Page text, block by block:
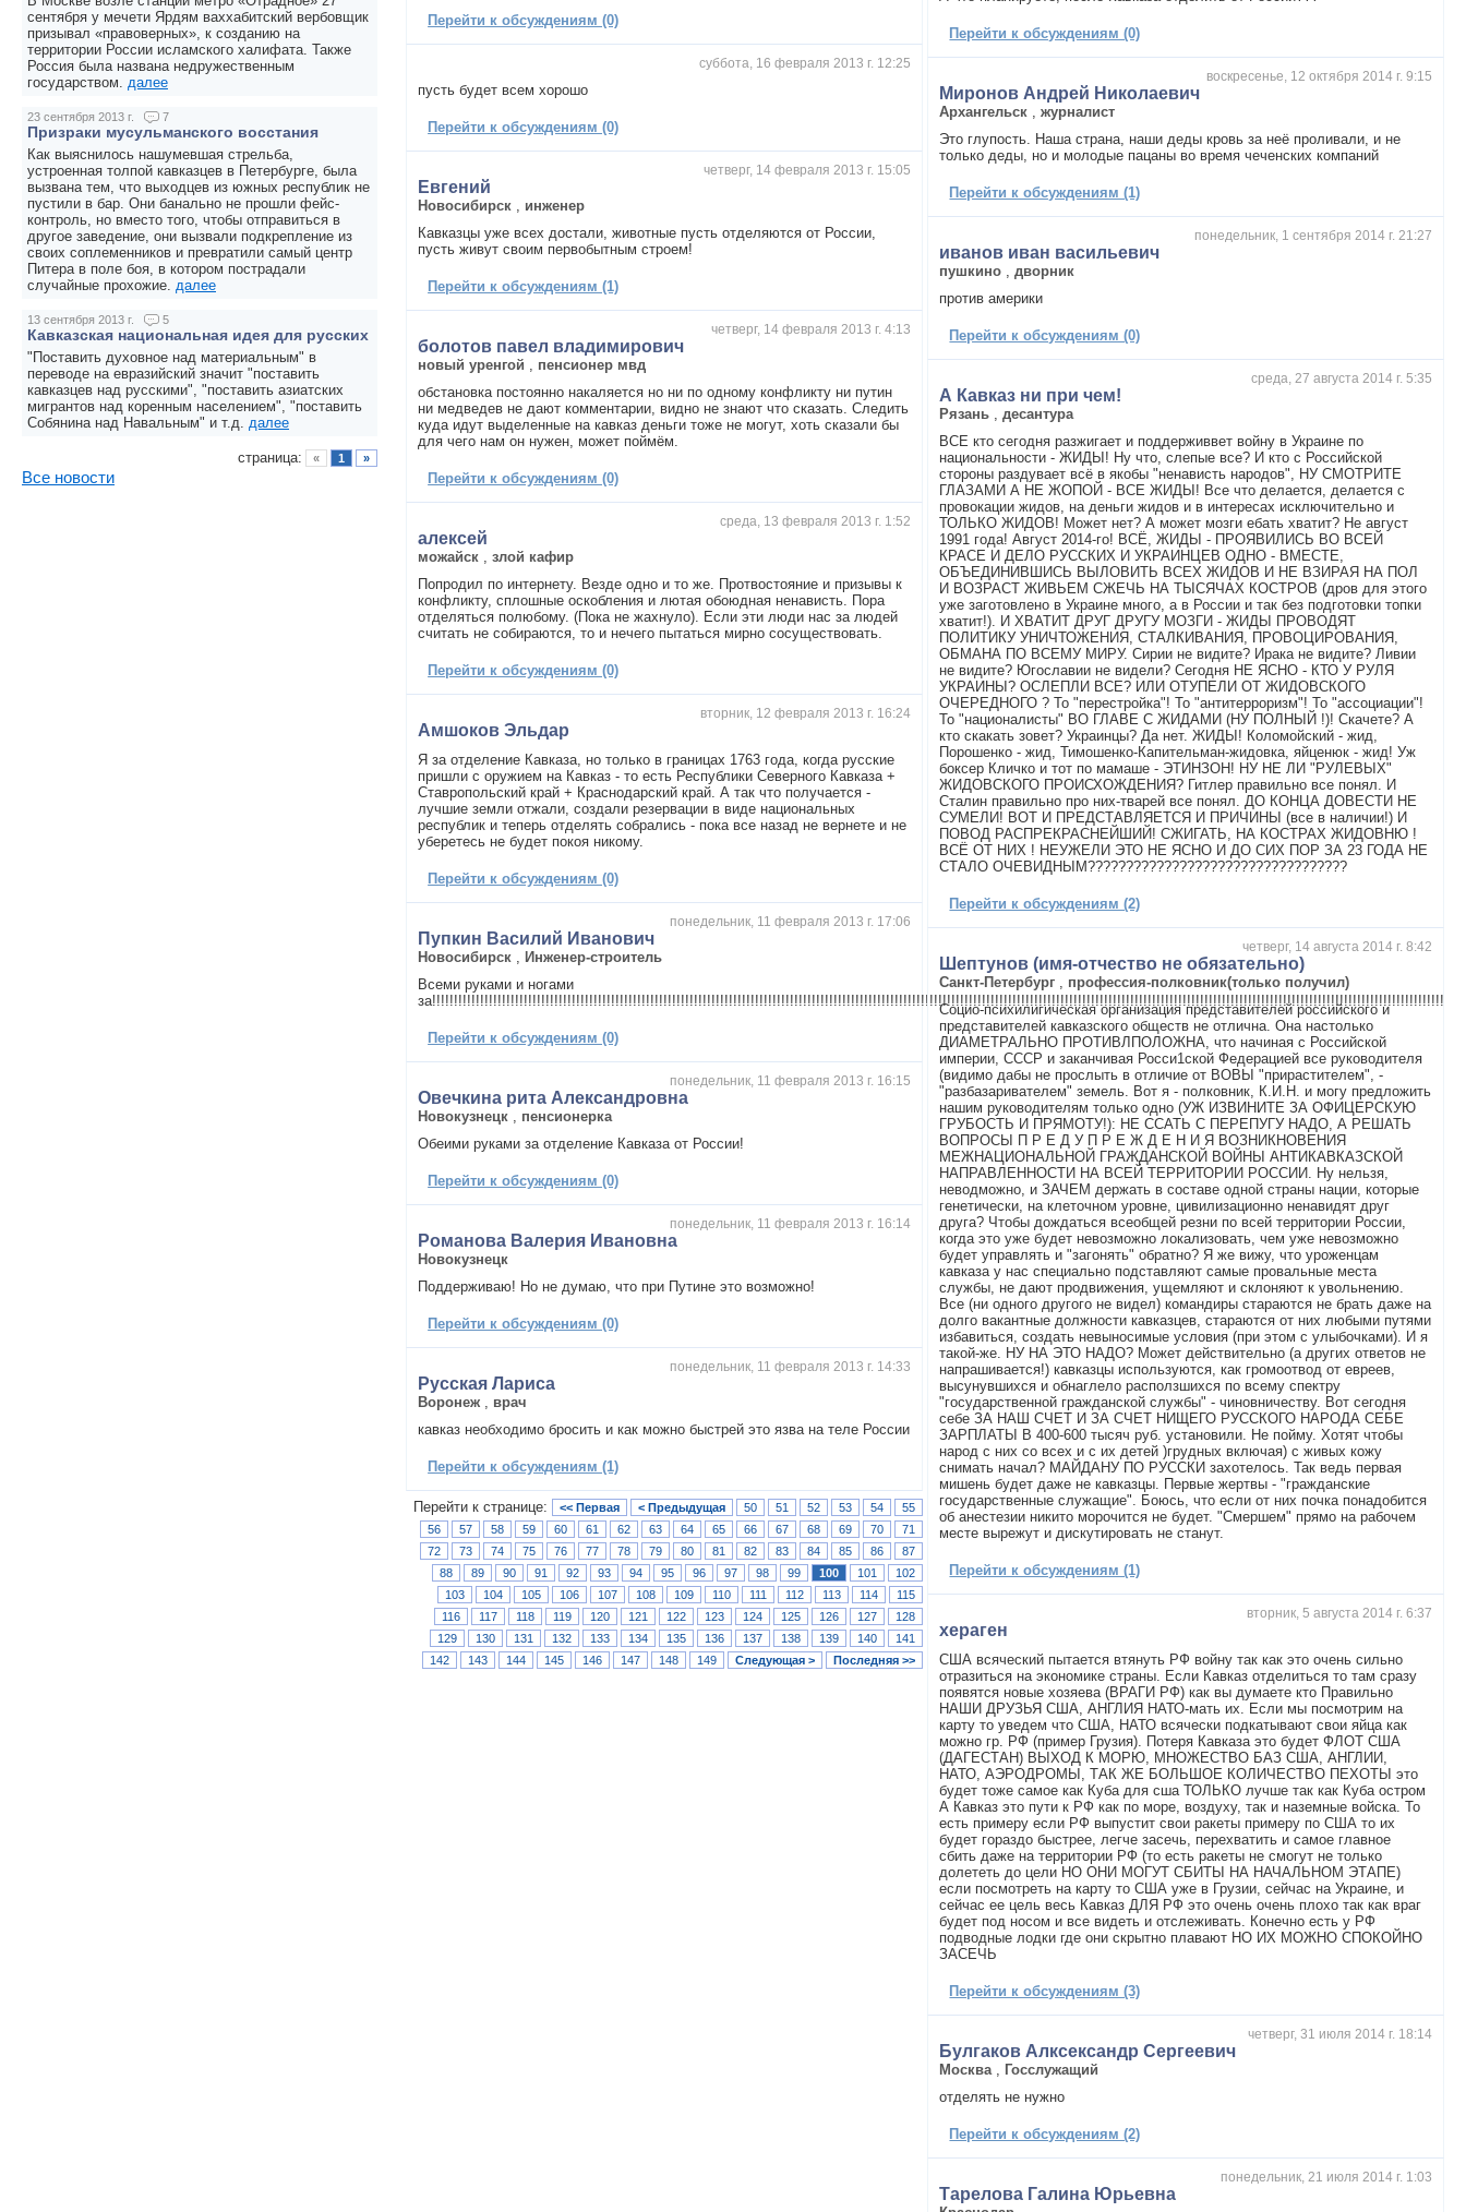
Перейти к обсуждениям (0)
суббота, 16 февраля 2013 г. 12:25
пусть будет всем хорошо
Перейти к обсуждениям (0)
четверг, 14 февраля 2013 г. 15:05
Евгений
Новосибирск
инженер
Кавказцы уже всех достали, животные пусть отделяются от России,
пусть живут своим первобытным строем!
Перейти к обсуждениям (1)
четверг, 14 февраля 2013 г. 4:13
болотов павел владимирович
новый уренгой
пенсионер мвд
обстановка постоянно накаляется но ни по одному конфликту ни путин
ни медведев не дают комментарии, видно не знают что сказать. Следить
куда идут выделенные на кавказ деньги тоже не могут, хоть сказали бы
для чего нам он нужен, может поймём.
Перейти к обсуждениям (0)
среда, 13 февраля 2013 г. 1:52
алексей
можайск ,злой кафир
Попродил по интернету. Везде одно и то же. Протвостояние и призывы к
конфликту, сплошные оскобления и лютая обоюдная ненависть. Пора
отделяться полюбому. (Пока не жахнуло). Если эти люди нас за людей
считать не собираются, то и нечего пытаться мирно сосуществовать.
Перейти к обсуждениям (0)
вторник, 12 февраля 2013 г. 16:24
Амшоков Эльдар
Я за отделение Кавказа, но только в границах 1763 года, когда русские
пришли с оружием на Кавказ - то есть Республики Северного Кавказа +
Ставропольский край + Краснодарский край. А так что получается -
лучшие земли отжали, создали резервации в виде национальных
республик и теперь отделять собрались - пока все назад не вернете и не
уберетесь не будет покоя никому.
Перейти к обсуждениям (0)
понедельник, 11 февраля 2013 г. 17:06
Пупкин Василий Иванович
Новосибирск ,Инженер-строитель
Всеми руками и ногами
Перейти к обсуждениям (0)
понедельник, 11 февраля 2013 г. 16:15
Овечкина рита Александровна
Новокузнецк
пенсионерка
Обеими руками за отделение Кавказа от России!
Перейти к обсуждениям (0)
понедельник, 11 февраля 2013 г. 16:14
Романова Валерия Ивановна
Новокузнецк
Поддерживаю! Но не думаю, что при Путине это возможно!
Перейти к обсуждениям (0)
понедельник, 11 февраля 2013 г. 14:33
Русская Лариса
Воронеж
врач
кавказ необходимо бросить и как можно быстрей это язва на теле России
Перейти к обсуждениям (1)
Перейти к странице: << Первая < Предыдущая 50 51 52 53 54
55
56
57 58 59 60 61 62 63 64 65 66 67 68 69 70
71
72
73 74 75 76 77 78 79 80 81 82 83 84 85 86
87
88
89 90 91 92 93 94 95 96 97 98 99 100 101
102
103
104 105 106 107 108 109 110 111 112 113 114
115
116
117 118 119 120 121 122 123 124 125 126 127
128
129
130 131 132 133 134 135 136 137 138 139 140
141
142
143 144 145 146 147 148 149 Следующая > Последняя >>
Перейти к обсуждениям (0)
воскресенье, 12 октября 2014 г. 9:15
Миронов Андрей Николаевич
Архангельск ,журналист
Это глупость. Наша страна, наши деды кровь за неё проливали, и не
только деды, но и молодые пацаны во время чеченских компаний
Перейти к обсуждениям (1)
понедельник, 1 сентября 2014 г. 21:27
иванов иван васильевич
пушкино ,дворник
против америки
Перейти к обсуждениям (0)
среда, 27 августа 2014 г. 5:35
А Кавказ ни при чем!
Рязань ,десантура
ВСЕ кто сегодня разжигает и поддерживвет войну в Украине по
национальности - ЖИДЫ! Ну что, слепые все? И кто с Российской
стороны раздувает всё в якобы "ненависть народов", НУ СМОТРИТЕ
ГЛАЗАМИ А НЕ ЖОПОЙ - ВСЕ ЖИДЫ! Все что делается, делается с
провокации жидов, на деньги жидов и в интересах исключительно и
ТОЛЬКО ЖИДОВ! Может нет? А может мозги ебать хватит? Не август
1991 года! Август 2014-го! ВСЁ, ЖИДЫ - ПРОЯВИЛИСЬ ВО ВСЕЙ
КРАСЕ И ДЕЛО РУССКИХ И УКРАИНЦЕВ ОДНО - ВМЕСТЕ,
ОБЪЕДИНИВШИСЬ ВЫЛОВИТЬ ВСЕХ ЖИДОВ И НЕ ВЗИРАЯ НА ПОЛ
И ВОЗРАСТ ЖИВЬЕМ СЖЕЧЬ НА ТЫСЯЧАХ КОСТРОВ (дров для этого
уже заготовлено в Украине много, а в России и так без подготовки топки
хватит!). И ХВАТИТ ДРУГ ДРУГУ МОЗГИ - ЖИДЫ ПРОВОДЯТ
ПОЛИТИКУ УНИЧТОЖЕНИЯ, СТАЛКИВАНИЯ, ПРОВОЦИРОВАНИЯ,
ОБМАНА ПО ВСЕМУ МИРУ. Сирии не видите? Ирака не видите? Ливии
не видите? Югославии не видели? Сегодня НЕ ЯСНО - КТО У РУЛЯ
УКРАИНЫ? ОСЛЕПЛИ ВСЕ? ИЛИ ОТУПЕЛИ ОТ ЖИДОВСКОГО
ОЧЕРЕДНОГО ? То "перестройка"! То "антитерроризм"! То "ассоциации"!
То "националисты" ВО ГЛАВЕ С ЖИДАМИ (НУ ПОЛНЫЙ !)! Скачете? А
кто скакать зовет? Украинцы? Да нет. ЖИДЫ! Коломойский - жид,
Порошенко - жид, Тимошенко-Капительман-жидовка, яйценюк - жид! Уж
боксер Кличко и тот по мамаше - ЭТИНЗОН! НУ НЕ ЛИ "РУЛЕВЫХ"
ЖИДОВСКОГО ПРОИСХОЖДЕНИЯ? Гитлер правильно все понял. И
Сталин правильно про них-тварей все понял. ДО КОНЦА ДОВЕСТИ НЕ
СУМЕЛИ! ВОТ И ПРЕДСТАВЛЯЕТСЯ И ПРИЧИНЫ (все в наличии!) И
ПОВОД РАСПРЕКРАСНЕЙШИЙ! СЖИГАТЬ, НА КОСТРАХ ЖИДОВНЮ !
ВСЁ ОТ НИХ ! НЕУЖЕЛИ ЭТО НЕ ЯСНО И ДО СИХ ПОР ЗА 23 ГОДА НЕ
СТАЛО ОЧЕВИДНЫМ??????????????????????????????????
Перейти к обсуждениям (2)
четверг, 14 августа 2014 г. 8:42
Шептунов (имя-отчество не обязательно)
Санкт-Петербург
профессия-полковник(только получил)
Социо-психилигическая организация представителей российского и
представителей кавказского обществ не отлична. Она настолько
ДИАМЕТРАЛЬНО ПРОТИВЛПОЛОЖНА, что начиная с Российской
империи, СССР и заканчивая Росси1ской Федерацией все руководителя
(видимо дабы не прослыть в отличие от ВОВЫ "прирастителем", -
"разбазаривателем" земель. Вот я - полковник, К.И.Н. и могу предложить
нашим руководителям только одно (УЖ ИЗВИНИТЕ ЗА ОФИЦЕРСКУЮ
ГРУБОСТЬ И ПРЯМОТУ!): НЕ ССАТЬ С ПЕРЕПУГУ НАДО, А РЕШАТЬ
ВОПРОСЫ П Р Е Д У П Р Е Ж Д Е Н И Я ВОЗНИКНОВЕНИЯ
МЕЖНАЦИОНАЛЬНОЙ ГРАЖДАНСКОЙ ВОЙНЫ АНТИКАВКАЗСКОЙ
НАПРАВЛЕННОСТИ НА ВСЕЙ ТЕРРИТОРИИ РОССИИ. Ну нельзя,
неводможно, и ЗАЧЕМ держать в составе одной страны нации, которые
генетически, на клеточном уровне, цивилизационно ненавидят друг
друга? Чтобы дождаться всеобщей резни по всей территории России,
когда это уже будет невозможно локализовать, чем уже невозможно
будет управлять и "загонять" обратно? Я же вижу, что уроженцам
кавказа у нас специально подставляют самые провальные места
службы, не дают продвижения, ущемляют и склоняют к увольнению.
Все (ни одного другого не видел) командиры стараются не брать даже на
долго вакантные должности кавказцев, стараются от них любыми путями
избавиться, создать невыносимые условия (при этом с улыбочками). И я
такой-же. НУ НА ЭТО НАДО? Может действительно (а других ответов не
напрашивается!) кавказцы используются, как громоотвод от евреев,
высунувшихся и обнаглело расползшихся по всему спектру
"государственной гражданской службы" - чиновничеству. Вот сегодня
себе ЗА НАШ СЧЕТ И ЗА СЧЕТ НИЩЕГО РУССКОГО НАРОДА СЕБЕ
ЗАРПЛАТЫ В 400-600 тысяч руб. установили. Не пойму. Хотят чтобы
народ с них со всех и с их детей )грудных включая) с живых кожу
снимать начал? МАЙДАНУ ПО РУССКИ захотелось. Так ведь первая
мишень будет даже не кавказцы. Первые жертвы - "гражданские
государственные служащие". Боюсь, что если от них почка понадобится
об анестезии никито морочится не будет. "Смершем" прямо на рабочем
месте вырежут и дискутировать не станут.
Перейти к обсуждениям (1)
вторник, 5 августа 2014 г. 6:37
хераген
США всяческий пытается втянуть РФ войну так как это очень сильно
отразиться на экономике страны. Если Кавказ отделиться то там сразу
появятся новые хозяева (ВРАГИ РФ) как вы думаете кто Правильно
НАШИ ДРУЗЬЯ США, АНГЛИЯ НАТО-мать их. Если мы посмотрим на
карту то уведем что США, НАТО всячески подкатывают свои яйца как
можно гр. РФ (пример Грузия). Потеря Кавказа это будет ФЛОТ США
(ДАГЕСТАН) ВЫХОД К МОРЮ, МНОЖЕСТВО БАЗ США, АНГЛИИ,
НАТО, АЭРОДРОМЫ, ТАК ЖЕ БОЛЬШОЕ КОЛИЧЕСТВО ПЕХОТЫ это
будет тоже самое как Куба для сша ТОЛЬКО лучше так как Куба остром
А Кавказ это пути к РФ как по море, воздуху, так и наземные войска. То
есть примеру если РФ выпустит свои ракеты примеру по США то их
будет гораздо быстрее, легче засечь, перехватить и самое главное
сбить даже на территории РФ (то есть ракеты не смогут не только
долететь до цели НО ОНИ МОГУТ СБИТЫ НА НАЧАЛЬНОМ ЭТАПЕ)
если посмотреть на карту то США уже в Грузии, сейчас на Украине, и
сейчас ее цель весь Кавказ ДЛЯ РФ это очень очень плохо так как враг
будет под носом и все видеть и отслеживать. Конечно есть у РФ
подводные лодки где они скрытно плавают НО ИХ МОЖНО СПОКОЙНО
ЗАСЕЧЬ
Перейти к обсуждениям (3)
четверг, 31 июля 2014 г. 18:14
Булгаков Алксександр Сергеевич
Москва
Госслужащий
отделять не нужно
Перейти к обсуждениям (2)
понедельник, 21 июля 2014 г. 1:03
Тарелова Галина Юрьевна
сентября у мечети Ярдям ваххабитский вербовщик
призывал «правоверных», к созданию на
территории России исламского халифата. Также
Россия была названа недружественным
государством. далее
23 сентября 2013 г. 7
Призраки мусульманского восстания
Как выяснилось нашумевшая стрельба,
устроенная толпой кавказцев в Петербурге, была
вызвана тем, что выходцев из южных республик не
пустили в бар. Они банально не прошли фейс-
контроль, но вместо того, чтобы отправиться в
другое заведение, они вызвали подкрепление из
своих соплеменников и превратили самый центр
Питера в поле боя, в котором пострадали
случайные прохожие. далее
13 сентября 2013 г. 5
Кавказская национальная идея для русских
"Поставить духовное над материальным" в
переводе на евразийский значит "поставить
кавказцев над русскими", "поставить азиатских
мигрантов над коренным населением", "поставить
Собянина над Навальным" и т.д. далее
страница: « 1 »
Все новости